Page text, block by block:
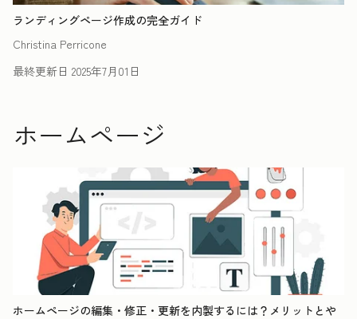
ランディングページ作成の完全ガイド
Christina Perricone
最終更新日 2025年7月01日
ホームページ
ホームページの編集・修正・更新を内製するには？メリットとや